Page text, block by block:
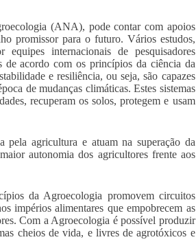
(ANA), pode contar com apoios
promissor para o futuro. Vários estudos,
internacionais de pesquisadores
de acordo com os princípios da ciência da
e resiliência, ou seja, são capazes
de mudanças climáticas. Estes sistemas
recuperam os solos, protegem e usam
pela agricultura e atuam na superação da
autonomia dos agricultores frente aos
da Agroecologia promovem circuitos
impérios alimentares que empobrecem as
Com a Agroecologia é possível produzir
cheios de vida, e livres de agrotóxicos e